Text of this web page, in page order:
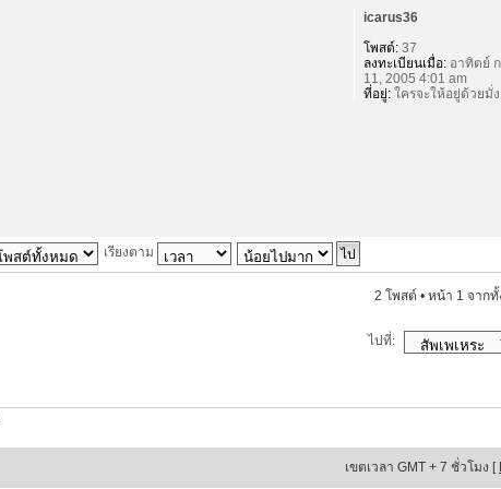
icarus36
โพสต์:37
ลงทะเบียนเมื่อ:อาทิตย์ ก
11, 2005 4:01 am
ที่อยู่:ใครจะให้อยู่ด้วยมั่ง
เรียงตาม
2 โพสต์ • หน้า 1 จาก
ไปที่:
เขตเวลา GMT + 7 ชั่วโมง [